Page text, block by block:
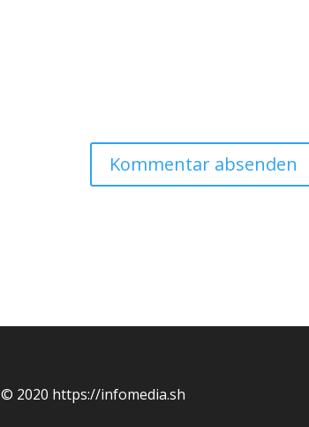
© 2020 https://infomedia.sh